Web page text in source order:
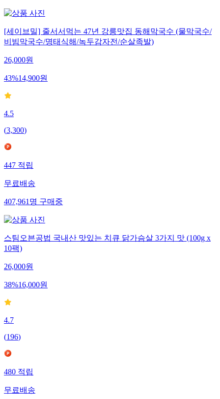
[세이브밀] 줄서서먹는 47년 강릉맛집 동해막국수 (물막국수/
비빔막국수/명태식해/녹두감자전/순살족발)
26,000원
43%14,900원
4.5
(3,300)
447 적립
무료배송
407,961 명 구매중
스팀오븐공법 국내산 맛있는 치큐 닭가슴살 3가지 맛 (100g x
10팩)
26,000원
38%16,000원
4.7
(196)
480 적립
무료배송